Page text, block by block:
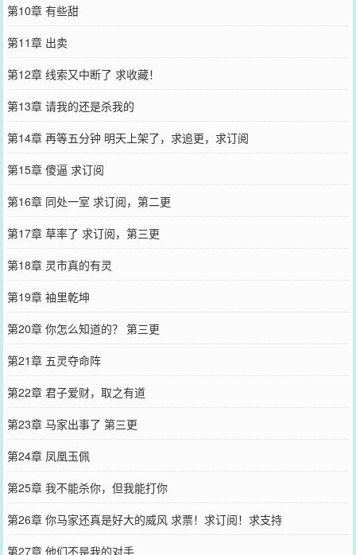
第10章 有些甜
第11章 出卖
第12章 线索又中断了 求收藏！
第13章 请我的还是杀我的
第14章 再等五分钟 明天上架了，求追更，求订阅
第15章 傻逼 求订阅
第16章 同处一室 求订阅，第二更
第17章 草率了 求订阅，第三更
第18章 灵市真的有灵
第19章 袖里乾坤
第20章 你怎么知道的？ 第三更
第21章 五灵夺命阵
第22章 君子爱财，取之有道
第23章 马家出事了 第三更
第24章 凤凰玉佩
第25章 我不能杀你，但我能打你
第26章 你马家还真是好大的威风 求票！求订阅！求支持
第27章 他们不是我的对手